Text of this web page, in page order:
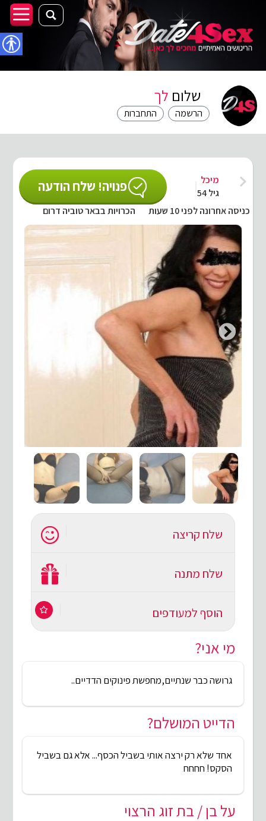
שלום לך
התחברות הרשמה
פנויה! שלח הודעה
מיכל
גיל 54
כניסה אחרונה לפני 10 שעות
הכרויות בבאר טוביה דרום
שלח קריצה
שלח מתנה
הוסף למעודפים
מי אני?
גרושה כבר שנתיים,מחפשת פינוקים הדדיים..
הדייט המושלם?
אחד שלא רק ירצה אותי בשביל הכסף... אלא גם בשביל
הסקס! חחחח
על בן / בת זוג הרצוי